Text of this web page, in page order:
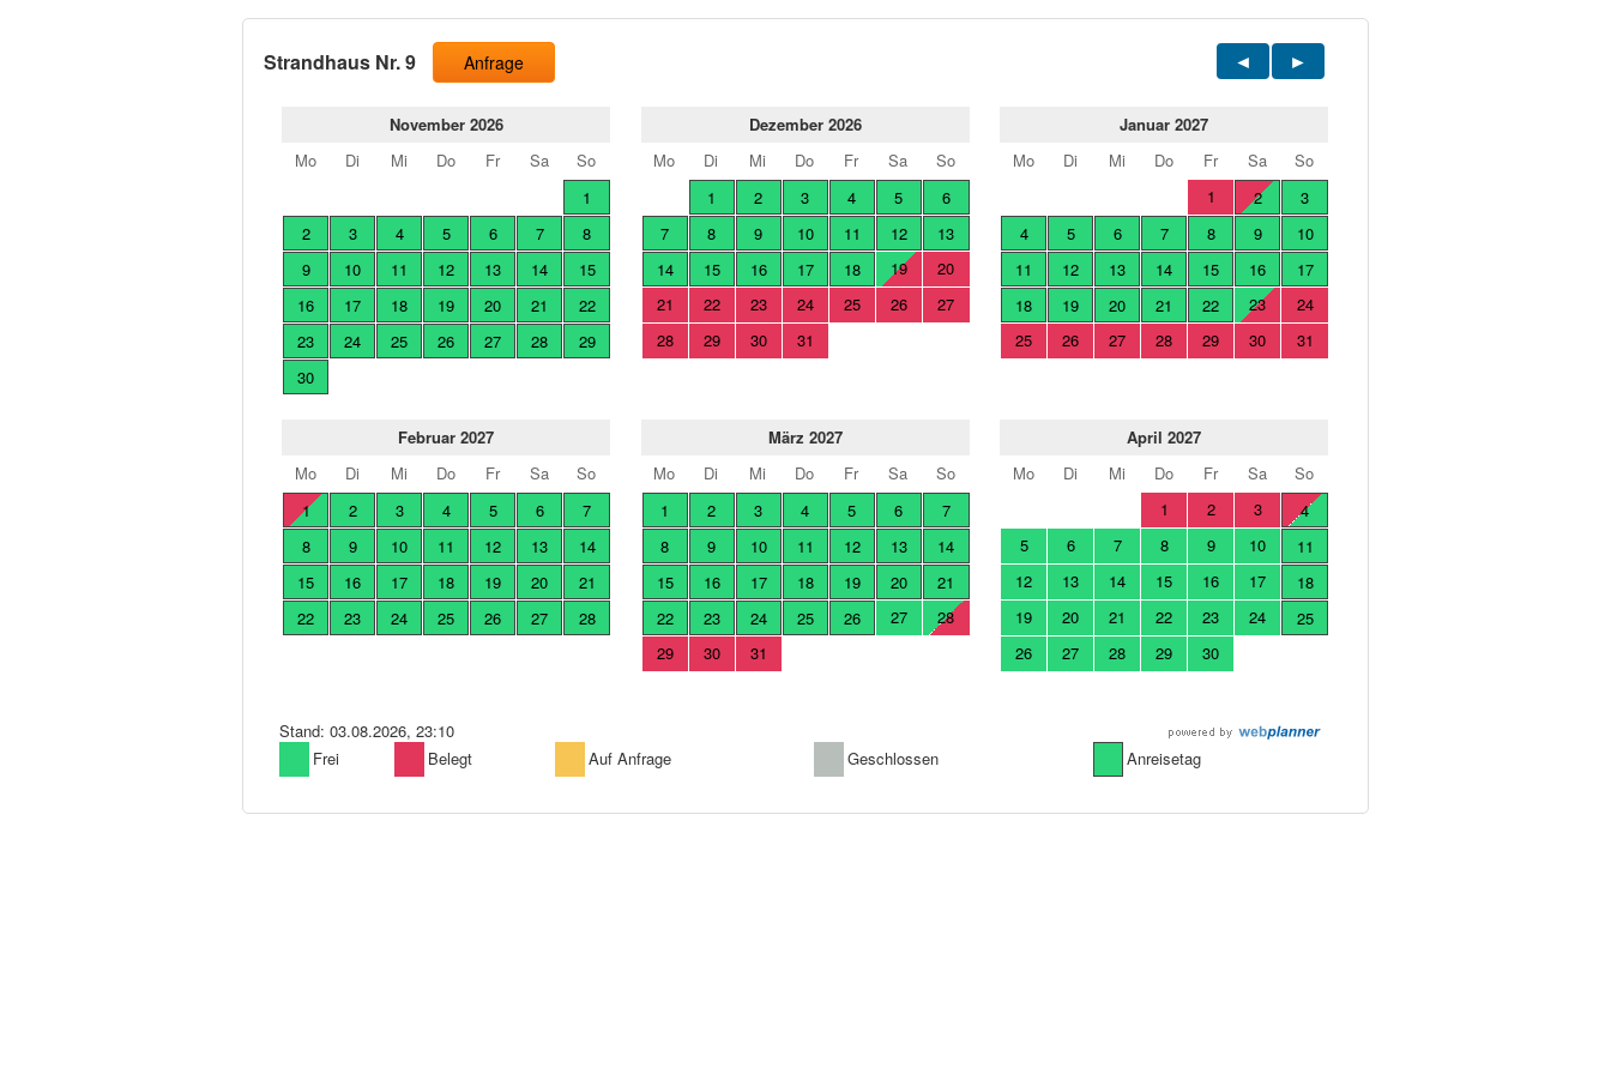
Strandhaus Nr. 9 Anfrage
November 2026
Mo
Di Mi Do Fr Sa
So
1
2
3 4 5 6 7
8
9
10 11 12 13 14
15
16
17 18 19 20 21
22
23
24 25 26 27 28
29
30
Dezember 2026
Mo
Di Mi Do Fr Sa
So
1
2 3 4 5
6
7
8 9 10 11 12
13
14
15 16 17 18 19
20
21
22 23 24 25 26
27
28
29 30 31
Januar 2027
Mo
Di Mi Do Fr Sa
So
1
2
3
4
5 6 7 8 9
10
11
12 13 14 15 16
17
18
19 20 21 22 23
24
25
26 27 28 29 30 31
Februar 2027
Mo
Di Mi Do Fr Sa
So
1
2 3 4 5 6
7
8
9 10 11 12 13
14
15
16 17 18 19 20
21
22
23 24 25 26 27 28
März 2027
Mo
Di Mi Do Fr Sa
So
1
2 3 4 5 6
7
8
9 10 11 12 13
14
15
16 17 18 19 20
21
22
23 24 25 26 27
28
29
30 31
April 2027
Mo
Di Mi Do Fr Sa
So
1
2 3
4
5
6 7 8 9 10
11
12
13 14 15 16 17
18
19
20 21 22 23 24
25
26
27 28 29 30
Stand: 03.08.2026, 23:10
Frei
Belegt Auf Anfrage Geschlossen Anreisetag